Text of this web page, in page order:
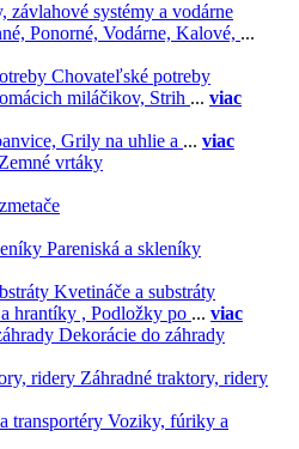
závlahové systémy a vodárne
Ponorné, Vodárne, Kalové, ...
Chovateľské potreby
miláčikov, Strih ... viac
Grily na uhlie a ... viac
Zemné vrtáky
Pareniská a skleníky
Kvetináče a substráty
hrantíky , Podložky po ... viac
Dekorácie do záhrady
Záhradné traktory, ridery
Voziky, fúriky a